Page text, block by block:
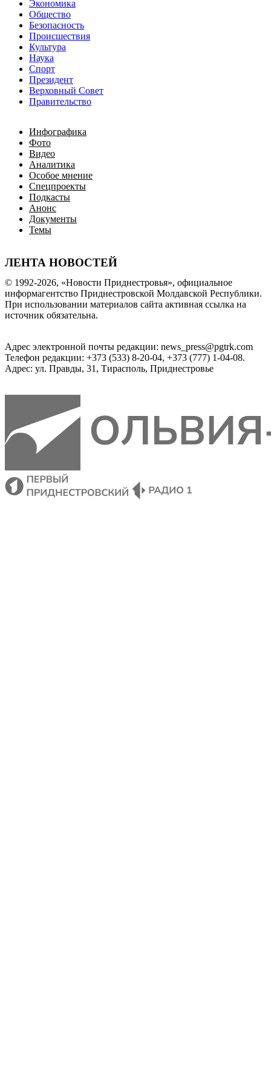
Экономика
Общество
Безопасность
Происшествия
Культура
Наука
Спорт
Президент
Верховный Совет
Правительство
Инфографика
Фото
Видео
Аналитика
Особое мнение
Спецпроекты
Подкасты
Анонс
Документы
Темы
ЛЕНТА НОВОСТЕЙ
© 1992-2026, «Новости Приднестровья», официальное
информагентство Приднестровской Молдавской Республики.
При использовании материалов сайта активная ссылка на
источник обязательна.
Адрес электронной почты редакции: news_press@pgtrk.com
Телефон редакции: +373 (533) 8-20-04, +373 (777) 1-04-08.
Адрес: ул. Правды, 31, Тирасполь, Приднестровье